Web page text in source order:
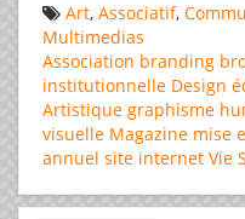
Art, Associatif,
Multimedias
Association branding
institutionnelle Design
Artistique graphisme
visuelle Magazine mise
annuel site internet Vie